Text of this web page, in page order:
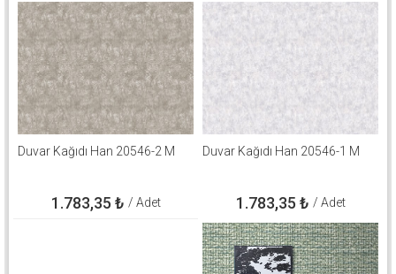
Duvar Kağıdı Han 20546-2 M
1.783,35 ₺ / Adet
Duvar Kağıdı Han 20546-1 M
1.783,35 ₺ / Adet